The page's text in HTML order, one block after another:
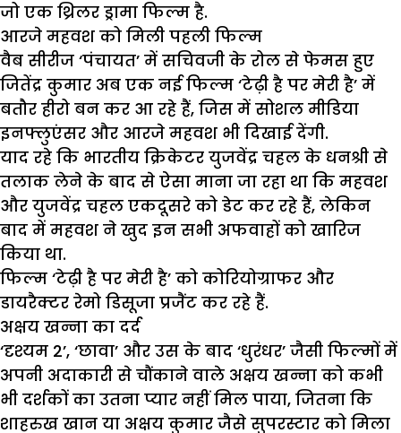
जो एक थ्रिलर ड्रामा फिल्म है.
आरजे महवश को मिली पहली फिल्म
वैब सीरीज ‘पंचायत’ में सचिवजी के रोल से फेमस हुए
जितेंद्र कुमार अब एक नई फिल्म ‘टेढ़ी है पर मेरी है’ में
बतौर हीरो बन कर आ रहे हैं, जिस में सोशल मीडिया
इनफ्लुएंसर और आरजे महवश भी दिखाई देंगी.
याद रहे कि भारतीय क्रिकेटर युजवेंद्र चहल के धनश्री से
तलाक लेने के बाद से ऐसा माना जा रहा था कि महवश
और युजवेंद्र चहल एकदूसरे को डेट कर रहे हैं, लेकिन
बाद में महवश ने खुद इन सभी अफवाहों को खारिज
किया था.
फिल्म ‘टेढ़ी है पर मेरी है’ को कोरियोग्राफर और
डायरैक्टर रेमो डिसूजा प्रजैंट कर रहे हैं.
अक्षय खन्ना का दर्द
‘दृश्यम 2’, ‘छावा’ और उस के बाद ‘धुरंधर’ जैसी फिल्मों में
अपनी अदाकारी से चौंकाने वाले अक्षय खन्ना को कभी
भी दर्शकों का उतना प्यार नहीं मिल पाया, जितना कि
शाहरुख खान या अक्षय कुमार जैसे सुपरस्टार को मिला